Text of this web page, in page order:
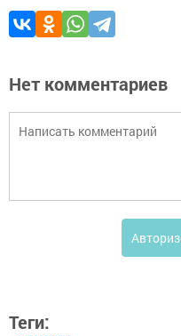
Нет комментариев
Теги: